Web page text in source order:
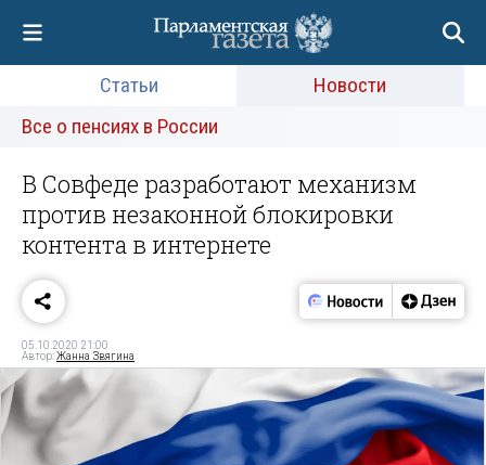
Статьи
Новости
Все о пенсиях в России
В Совфеде разработают механизм
против незаконной блокировки
контента в интернете
05.10.2020 21:00
Автор:Жанна Звягина